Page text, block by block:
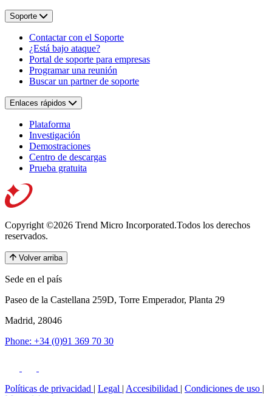
Soporte
Contactar con el Soporte
¿Está bajo ataque?
Portal de soporte para empresas
Programar una reunión
Buscar un partner de soporte
Enlaces rápidos
Plataforma
Investigación
Demostraciones
Centro de descargas
Prueba gratuita
Copyright ©2026 Trend Micro Incorporated.Todos los derechos
reservados.
Volver arriba
Sede en el país
Paseo de la Castellana 259D, Torre Emperador, Planta 29
Madrid, 28046
Phone: +34 (0)91 369 70 30
Políticas de privacidad | Legal | Accesibilidad | Condiciones de uso |